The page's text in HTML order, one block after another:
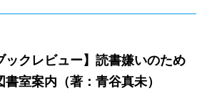
ックレビュー】読書嫌いのため
書室案内（著：青谷真未）